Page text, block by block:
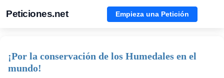
Peticiones.net Empieza una Petición
¡Por la conservación de los Humedales en el
mundo!